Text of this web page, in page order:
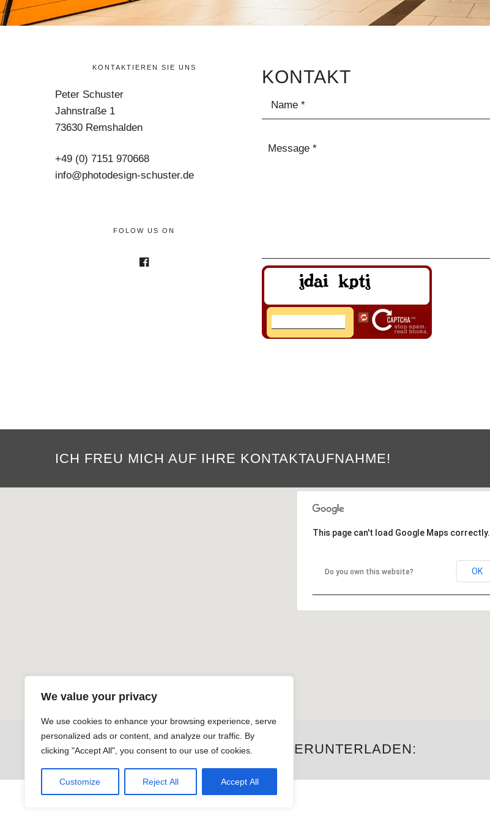
We value your privacy
We use cookies to enhance your browsing experience, serve
personalized ads or content, and analyze our traffic. By
clicking "Accept All", you consent to our use of cookies.
Customize Reject All Accept All
m
KONTAKT
KONTAKTIEREN SIE UNS
Peter Schuster
Jahnstraße 1
73630 Remshalden
+49 (0) 7151 970668
info@photodesign-schuster.de
FOLOW US ON
ICH FREU MICH AUF IHRE KONTAKTAUFNAHME!
This page can't load Google Maps correctly.
Do you own this website? OK
WEITERE INFORMATIONEN ZUM HERUNTERLADEN:
© Copyright by Peter Schuster - www.photodesign-schuster.de